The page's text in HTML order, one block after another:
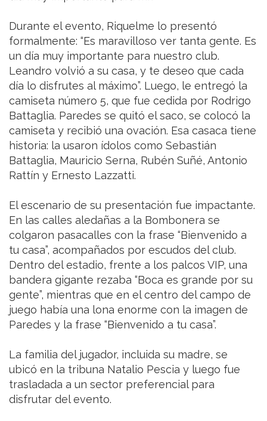
Durante el evento, Riquelme lo presentó
formalmente: “Es maravilloso ver tanta gente. Es
un día muy importante para nuestro club.
Leandro volvió a su casa, y te deseo que cada
día lo disfrutes al máximo”. Luego, le entregó la
camiseta número 5, que fue cedida por Rodrigo
Battaglia. Paredes se quitó el saco, se colocó la
camiseta y recibió una ovación. Esa casaca tiene
historia: la usaron ídolos como Sebastián
Battaglia, Mauricio Serna, Rubén Suñé, Antonio
Rattín y Ernesto Lazzatti.
El escenario de su presentación fue impactante.
En las calles aledañas a la Bombonera se
colgaron pasacalles con la frase “Bienvenido a
tu casa”, acompañados por escudos del club.
Dentro del estadio, frente a los palcos VIP, una
bandera gigante rezaba “Boca es grande por su
gente”, mientras que en el centro del campo de
juego había una lona enorme con la imagen de
Paredes y la frase “Bienvenido a tu casa”.
La familia del jugador, incluida su madre, se
ubicó en la tribuna Natalio Pescia y luego fue
trasladada a un sector preferencial para
disfrutar del evento.